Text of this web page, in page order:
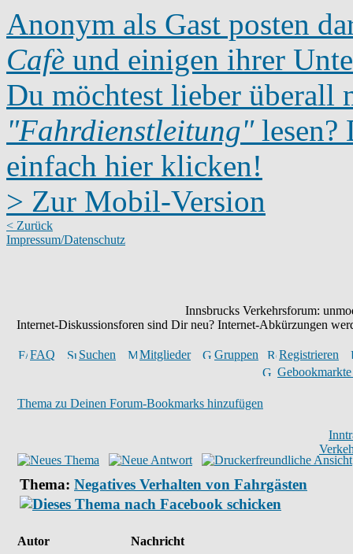
Anonym als Gast posten
Cafè und einigen ihrer
Du möchtest lieber überall
"Fahrdienstleitung"lesen?
einfach hier klicken!
> Zur Mobil-Version
< Zurück
Impressum/Datenschutz
Innsbrucks Verkehrsforum:
Internet-Diskussionsforen sind Dir neu? Internet-Abkürzungen
FAQ Suchen Mitglieder Gruppen
Registrieren
Thema zu Deinen Forum-Bookmarks hinzufügen
Thema: Negatives Verhalten von Fahrgästen
Autor
Nachricht